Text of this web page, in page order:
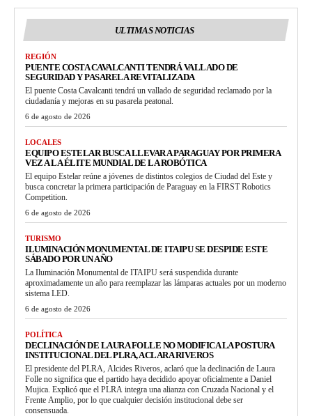
ULTIMAS NOTICIAS
REGIÓN
PUENTE COSTA CAVALCANTI TENDRÁ VALLADO DE
SEGURIDAD Y PASARELA REVITALIZADA
El puente Costa Cavalcanti tendrá un vallado de seguridad reclamado por la
ciudadanía y mejoras en su pasarela peatonal.
6 de agosto de 2026
LOCALES
EQUIPO ESTELAR BUSCA LLEVAR A PARAGUAY POR PRIMERA
VEZ A LA ÉLITE MUNDIAL DE LA ROBÓTICA
El equipo Estelar reúne a jóvenes de distintos colegios de Ciudad del Este y
busca concretar la primera participación de Paraguay en la FIRST Robotics
Competition.
6 de agosto de 2026
TURISMO
ILUMINACIÓN MONUMENTAL DE ITAIPU SE DESPIDE ESTE
SÁBADO POR UN AÑO
La Iluminación Monumental de ITAIPU será suspendida durante
aproximadamente un año para reemplazar las lámparas actuales por un moderno
sistema LED.
6 de agosto de 2026
POLÍTICA
DECLINACIÓN DE LAURA FOLLE NO MODIFICA LA POSTURA
INSTITUCIONAL DEL PLRA, ACLARA RIVEROS
El presidente del PLRA, Alcides Riveros, aclaró que la declinación de Laura
Folle no significa que el partido haya decidido apoyar oficialmente a Daniel
Mujica. Explicó que el PLRA integra una alianza con Cruzada Nacional y el
Frente Amplio, por lo que cualquier decisión institucional debe ser
consensuada.